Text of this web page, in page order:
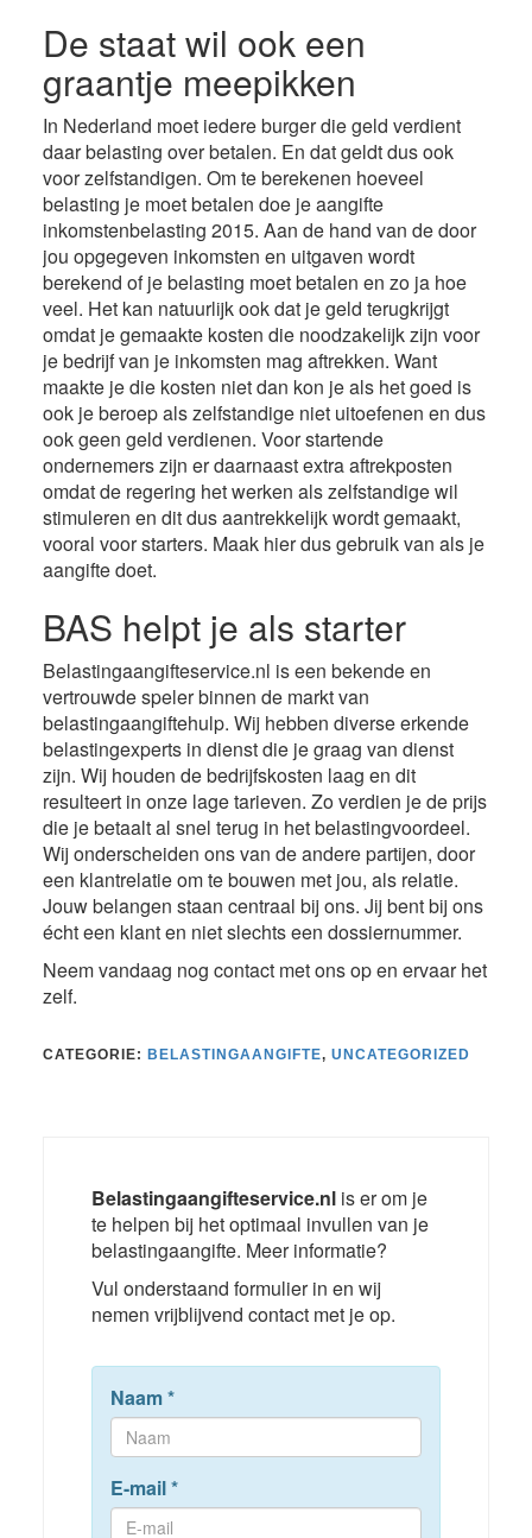
De staat wil ook een
graantje meepikken
In Nederland moet iedere burger die geld verdient
daar belasting over betalen. En dat geldt dus ook
voor zelfstandigen. Om te berekenen hoeveel
belasting je moet betalen doe je aangifte
inkomstenbelasting 2015. Aan de hand van de door
jou opgegeven inkomsten en uitgaven wordt
berekend of je belasting moet betalen en zo ja hoe
veel. Het kan natuurlijk ook dat je geld terugkrijgt
omdat je gemaakte kosten die noodzakelijk zijn voor
je bedrijf van je inkomsten mag aftrekken. Want
maakte je die kosten niet dan kon je als het goed is
ook je beroep als zelfstandige niet uitoefenen en dus
ook geen geld verdienen. Voor startende
ondernemers zijn er daarnaast extra aftrekposten
omdat de regering het werken als zelfstandige wil
stimuleren en dit dus aantrekkelijk wordt gemaakt,
vooral voor starters. Maak hier dus gebruik van als je
aangifte doet.
BAS helpt je als starter
Belastingaangifteservice.nl is een bekende en
vertrouwde speler binnen de markt van
belastingaangiftehulp. Wij hebben diverse erkende
belastingexperts in dienst die je graag van dienst
zijn. Wij houden de bedrijfskosten laag en dit
resulteert in onze lage tarieven. Zo verdien je de prijs
die je betaalt al snel terug in het belastingvoordeel.
Wij onderscheiden ons van de andere partijen, door
een klantrelatie om te bouwen met jou, als relatie.
Jouw belangen staan centraal bij ons. Jij bent bij ons
écht een klant en niet slechts een dossiernummer.
Neem vandaag nog contact met ons op en ervaar het
zelf.
CATEGORIE: BELASTINGAANGIFTE, UNCATEGORIZED
Belastingaangifteservice.nlis er om je
te helpen bij het optimaal invullen van je
belastingaangifte. Meer informatie?
Vul onderstaand formulier in en wij
nemen vrijblijvend contact met je op.
Naam*
E-mail*